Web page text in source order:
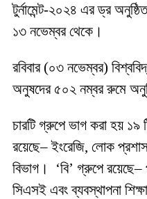
টুর্নামেন্ট-২০২৪ এর ড্র
১৩ নভেম্বর থেকে।
রবিবার (০৩ নভেম্বর)
অনুষদের ৫০২ নম্বর রুমে
চারটি গ্রুপে ভাগ করা হয়
রয়েছে– ইংরেজি, লোক
বিভাগ। ‘বি’ গ্রুপে রয়েছে–
সিএসই এবং ব্যবস্থাপনা